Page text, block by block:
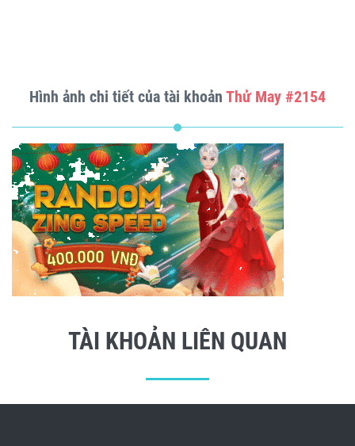
Hình ảnh chi tiết của tài khoản Thử May #2154
TÀI KHOẢN LIÊN QUAN